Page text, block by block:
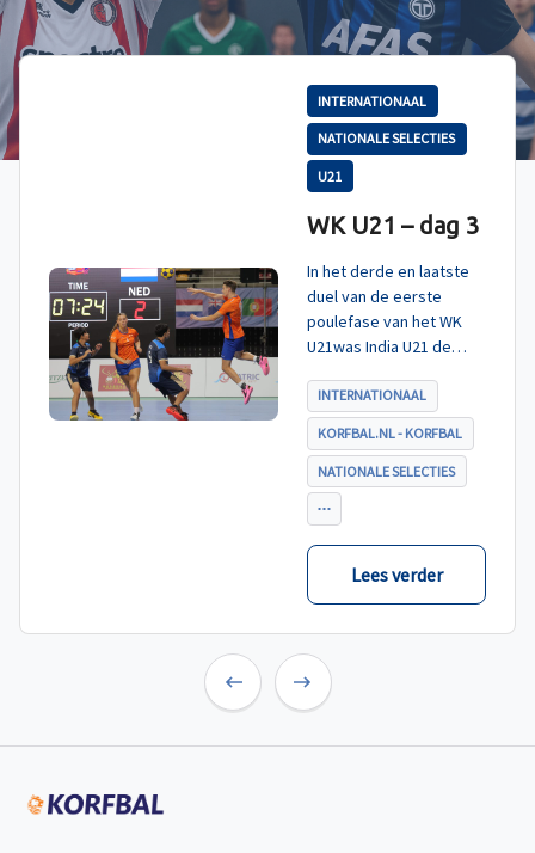
INTERNATIONAAL
NATIONALE SELECTIES
U21
WK U21 – dag 3
In het derde en laatste
duel van de eerste
poulefase van het WK
U21was India U21 de
verwacht werd ook dit
duel met ruime cijfers
gewonnen en daarmee
eindigt Nederland U21
als koploper in poule A.
INTERNATIONAAL
KORFBAL.NL - KORFBAL
NATIONALE SELECTIES
Lees verder